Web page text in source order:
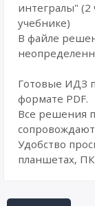
интегралы" (2
учебнике)
В файле
Готовые ИДЗ
формате PDF.
Все решения
Удобство
планшетах,